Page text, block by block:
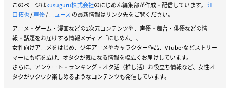
このページはkusuguru株式会社のにじめん編集部が作成・配信しています。 江
口拓也/声優/ニュース の最新情報はリンク先をご覧ください。
アニメ・ゲーム・漫画などの2次元コンテンツや、声優・舞台・俳優などの情
報・話題をお届けする情報メディア「にじめん」。
女性向けアニメをはじめ、少年アニメやキャラクター作品、VTuberなどストリー
マーにも幅を広げ、オタクが気になる情報を幅広くお届けしています。
さらに、アンケート・ランキング・オタ活（推し活）お役立ち情報など、女性オ
タクがワクワク楽しめるようなコンテンツも発信しています。